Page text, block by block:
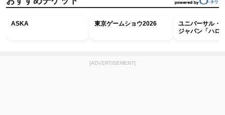
ASKA 東京ゲームショウ2026
ユニバーサル・
ジャパン「ハロ
[ADVERTISEMENT]